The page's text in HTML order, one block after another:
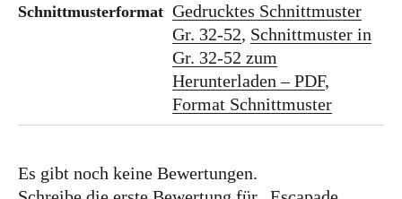
Schnittmusterformat Gedrucktes Schnittmuster
Gr. 32-52, Schnittmuster in
Gr. 32-52 zum
Herunterladen – PDF,
Format Schnittmuster
Es gibt noch keine Bewertungen.